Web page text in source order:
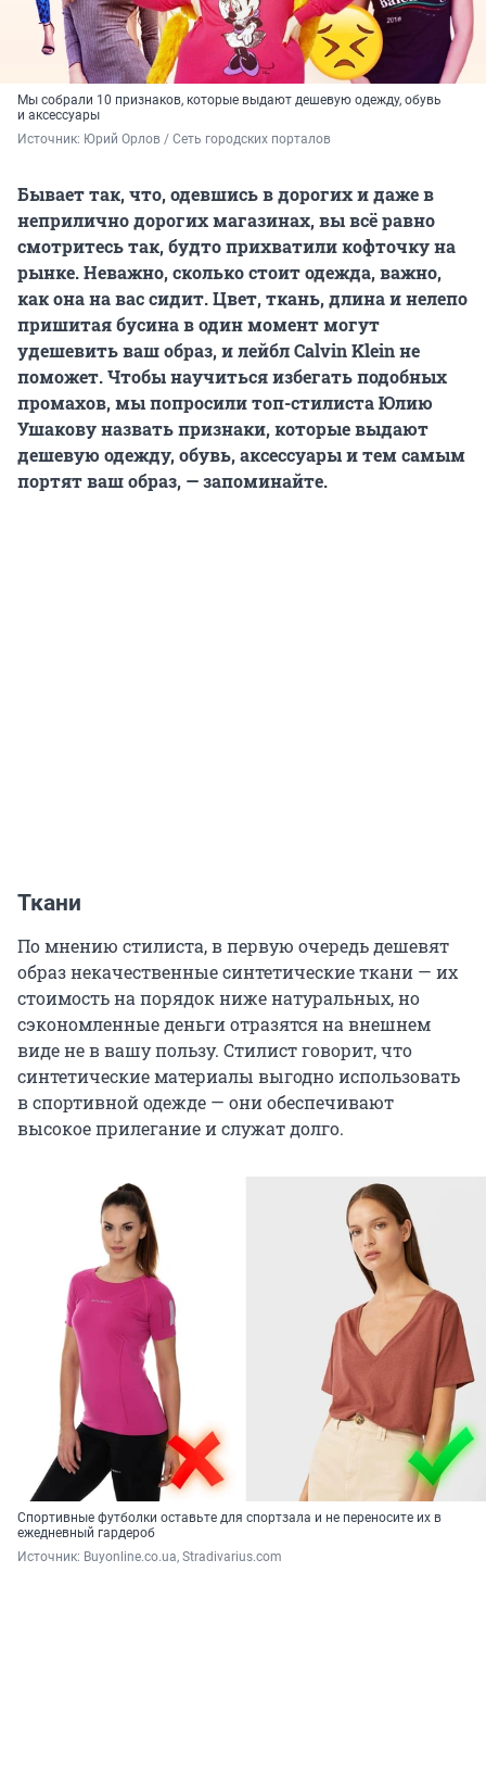
Мы собрали 10 признаков, которые выдают дешевую одежду, обувь
и аксессуары
Источник: Юрий Орлов / Сеть городских порталов
Бывает так, что, одевшись в дорогих и даже в
неприлично дорогих магазинах, вы всё равно
смотритесь так, будто прихватили кофточку на
рынке. Неважно, сколько стоит одежда, важно,
как она на вас сидит. Цвет, ткань, длина и нелепо
пришитая бусина в один момент могут
удешевить ваш образ, и лейбл Calvin Klein не
поможет. Чтобы научиться избегать подобных
промахов, мы попросили топ-стилиста Юлию
Ушакову назвать признаки, которые выдают
дешевую одежду, обувь, аксессуары и тем самым
портят ваш образ, — запоминайте.
Ткани
По мнению стилиста, в первую очередь дешевят
образ некачественные синтетические ткани — их
стоимость на порядок ниже натуральных, но
сэкономленные деньги отразятся на внешнем
виде не в вашу пользу. Стилист говорит, что
синтетические материалы выгодно использовать
в спортивной одежде — они обеспечивают
высокое прилегание и служат долго.
Спортивные футболки оставьте для спортзала и не переносите их в
ежедневный гардероб
Источник: Buyonline.co.ua, Stradivarius.com